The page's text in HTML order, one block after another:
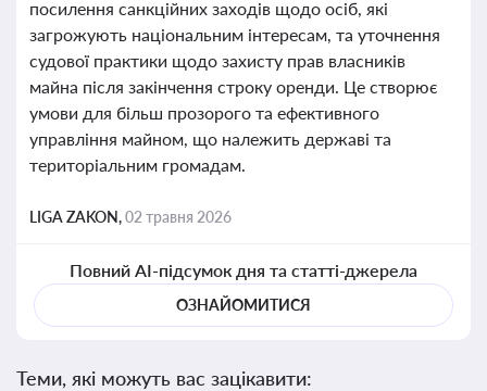
посилення санкційних заходів щодо осіб, які
загрожують національним інтересам, та уточнення
судової практики щодо захисту прав власників
майна після закінчення строку оренди. Це створює
умови для більш прозорого та ефективного
управління майном, що належить державі та
територіальним громадам.
LIGA ZAKON,02 травня 2026
Повний AI-підсумок дня та статті-джерела
ОЗНАЙОМИТИСЯ
Теми, які можуть вас зацікавити: